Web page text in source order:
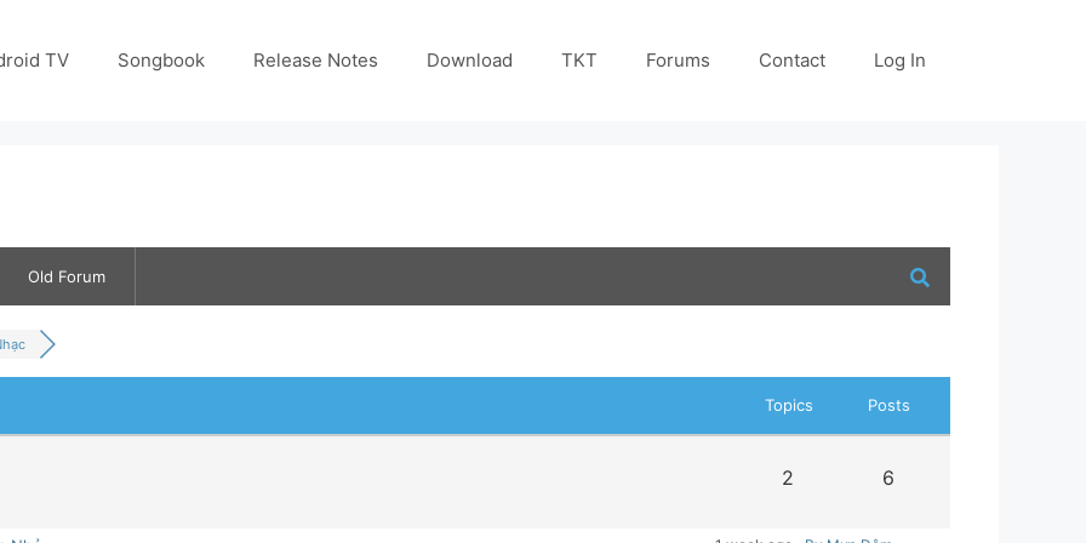
TV Songbook Release Notes Download TKT Forums Contact Log In
Old Forum
Posts
Topics
6
2